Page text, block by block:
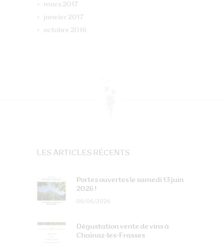
mars 2017
janvier 2017
octobre 2016
LES ARTICLES RÉCENTS
Portes ouvertes le samedi 13 juin
2026 !
06/06/2026
Dégustation vente de vins à
Chainaz-les-Frasses